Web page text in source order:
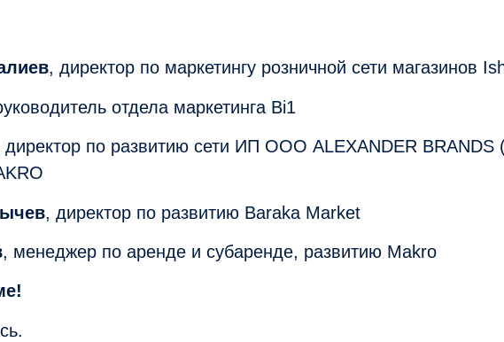
, директор по маркетингу розничной сети магазинов
отдела маркетинга Bi1
директор по развитию сети ИП ООО ALEXANDER BRANDS
, директор по развитию Baraka Market
, менеджер по аренде и субаренде, развитию Makro
.